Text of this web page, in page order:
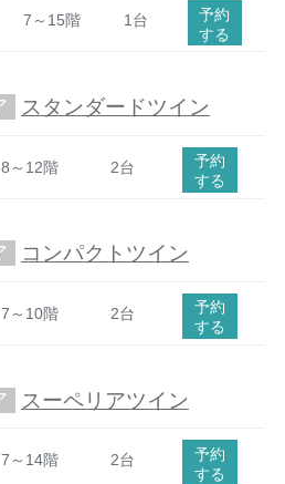
7～15階 1台
予約
する
スタンダードツイン
8～12階 2台
予約
する
コンパクトツイン
7～10階 2台
予約
する
スーペリアツイン
7～14階 2台
予約
する